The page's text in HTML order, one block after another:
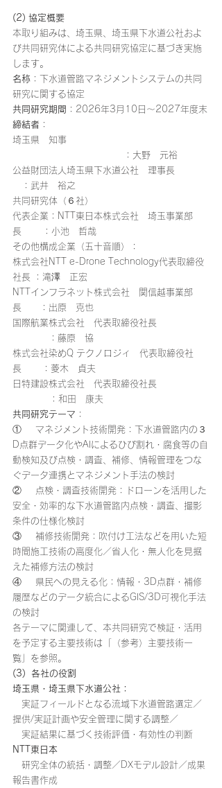
(2) 協定概要
本取り組みは、埼玉県、埼玉県下水道公社およ
び共同研究体による共同研究協定に基づき実施
します。
名称 ：下水道管路マネジメントシステムの共同
研究に関する協定
共同研究期間
：2026年3月10日～2027年度末
締結者 ：
埼玉県　知事
：大野　元裕
公益財団法人埼玉県下水道公社　理事長
：武井　裕之
共同研究体（６社）
代表企業：NTT東日本株式会社　埼玉事業部
長　　 ：小池　哲哉
その他構成企業（五十音順）：
株式会社NTT e-Drone Technology代表取締役
社長 ：滝澤　正宏
NTTインフラネット株式会社　関信越事業部
長　　：出原　克也
国際航業株式会社　代表取締役社長
	   ：藤原　協
株式会社染めQ テクノロジィ　代表取締役社
長 　   ：菱木　貞夫
日特建設株式会社　代表取締役社長
	　：和田　康夫
共同研究テーマ ：
①     マネジメント技術開発：下水道管路内の３
D点群データ化やAIによるひび割れ・腐食等の自
動検知及び点検・調査、補修、情報管理をつな
ぐデータ連携とマネジメント手法の検討
②     点検・調査技術開発：ドローンを活用した
安全・効率的な下水道管路内点検・調査、撮影
条件の仕様化検討
③     補修技術開発：吹付け工法などを用いた短
時間施工技術の高度化／省人化・無人化を見据
えた補修方法の検討
④     県民への見える化：情報・3D点群・補修
履歴などのデータ統合によるGIS/3D可視化手法
の検討
各テーマに関連して、本共同研究で検証・活用
を予定する主要技術は「（参考）主要技術一
覧」を参照。
(3)  各社の役割
埼玉県・埼玉県下水道公社：
実証フィールドとなる流域下水道管路選定／
提供/実証計画や安全管理に関する調整／
実証結果に基づく技術評価・有効性の判断
NTT東日本
研究全体の統括・調整／DXモデル設計／成果
報告書作成